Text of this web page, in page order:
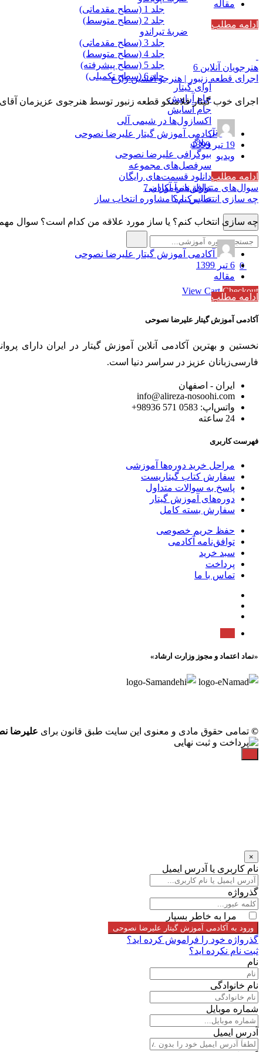
جلد 1 (سطح مقدماتی)
جلد 2 (سطح متوسط)
ضربۀ تیراندو
جلد 3 (سطح مقدماتی)
جلد 4 (سطح متوسط)
جلد 5 (سطح پیشرفته)
جلد 6 (سطح تکمیلی)
آوای گیتار
جام آرامش
جام آسایش
اکسازول‌ها در شیمی آلی
بیش‌تر
وبلاگ
بیوگرافی علیرضا نصوحی
سرفصل‌های مجموعه
دانلود قسمت‌های رایگان
توافق‌نامه آکادمی
تماس با ما
0
Subtotal 0 تومان
View CartCheckout
مقاله
ادامه مطلب
هنرجویان آنلاین 6
اجرای قطعه زنبور | هنرجو افشین زارع
اجرای خوب گیتار فلامنکو قطعه زنبور توسط هنرجوی عزیزمان آقای افشین زارع 24 ساله از شهر بوشهر با مجموعه قدرتمند آموزشی صفر تا
آکادمی آموزش گیتار علیرضا نصوحی
19 تیر 1399
ویدیو
ادامه مطلب
سوال‌های متداول هنرآموزان7
چه سازی انتخاب کنم؟ مشاوره انتخاب ساز
چه سازی انتخاب کنم؟ یا ساز مورد علاقه من کدام است؟ سوال
آکادمی آموزش گیتار علیرضا نصوحی
6 تیر 1399
مقاله
ادامه مطلب
آکادمی آموزش گیتار علیرضا نصوحی
فارسی‌زبانان عزیز در سراسر دنیا است.
ایران - اصفهان
info@alireza-nosoohi.com
واتس‌اپ: 0583 571 98936+
24 ساعته
فهرست کاربری
مراحل خرید دوره‌ها آموزشی
سفارش کتاب گیتاریست
پاسخ به سوالات متداول
دوره‌های آموزش گیتار
سفارش بسته کامل
حفظ حریم خصوصی
توافق‌نامه آکادمی
سبد خرید
پرداخت
تماس با ما
«نماد اعتماد و مجوز وزارت ارشاد»
© تمامی حقوق مادی و معنوی این سایت طبق قانون برای علیرضا
×
نام کاربری یا آدرس ایمیل
گذرواژه
مرا به خاطر بسپار
ورود به آکادمی آموزش گیتار علیرضا نصوحی
گذرواژه خود را فراموش کرده اید؟
ثبت نام نکرده اید؟
نام
نام خانوادگی
شماره موبایل
آدرس ایمیل